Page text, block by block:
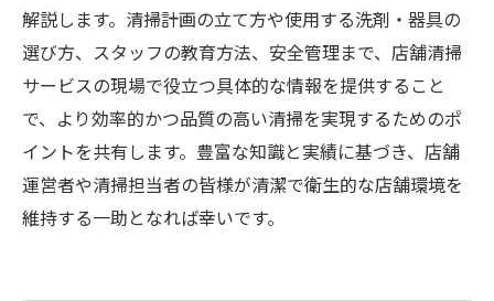
解説します。清掃計画の立て方や使用する洗剤・器具の
選び方、スタッフの教育方法、安全管理まで、店舗清掃
サービスの現場で役立つ具体的な情報を提供すること
で、より効率的かつ品質の高い清掃を実現するためのポ
イントを共有します。豊富な知識と実績に基づき、店舗
運営者や清掃担当者の皆様が清潔で衛生的な店舗環境を
維持する一助となれば幸いです。